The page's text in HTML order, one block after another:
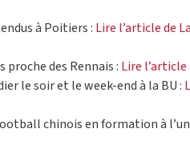
à Poitiers : Lire l’article de
proche des Rennais : Lire l’article
le soir et le week-end à la BU :
chinois en formation à